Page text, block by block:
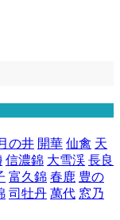
の井 開華 仙禽 天
信濃錦 大雪渓 長良
富久錦 春鹿 豊の
司牡丹 萬代 窓乃